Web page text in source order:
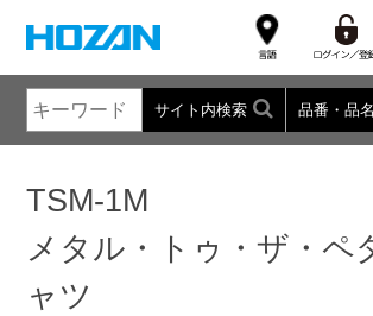
サイト内検索 品番・品
TSM-1M
メタル・トゥ・ザ・ペ
ャツ